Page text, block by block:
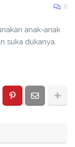
0
anak-anak
suka dukanya.